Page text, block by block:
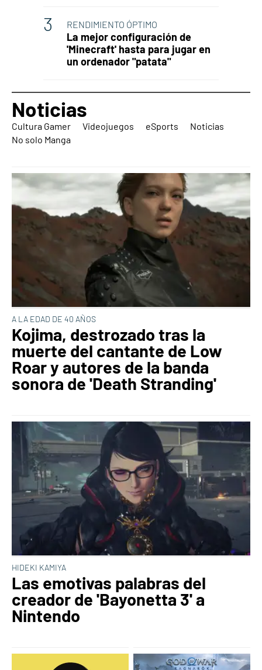
RENDIMIENTO ÓPTIMO
La mejor configuración de
'Minecraft' hasta para jugar en
un ordenador "patata"
Noticias
Cultura Gamer Videojuegos eSports
Noticias
No solo Manga
A LA EDAD DE 40 AÑOS
Kojima, destrozado tras la
muerte del cantante de Low
Roar y autores de la banda
sonora de 'Death Stranding'
HIDEKI KAMIYA
Las emotivas palabras del
creador de 'Bayonetta 3' a
Nintendo